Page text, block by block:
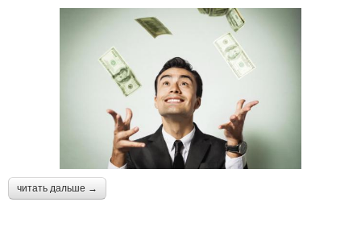
читать дальше →